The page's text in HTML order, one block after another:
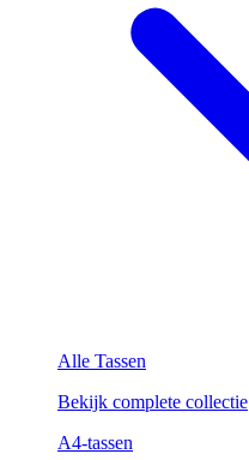
Alle Tassen
Bekijk complete collectie
A4-tassen